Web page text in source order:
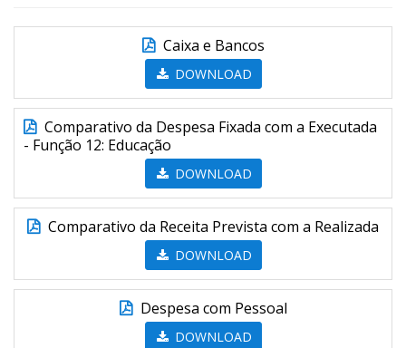
Caixa e Bancos
DOWNLOAD
Comparativo da Despesa Fixada com a Executada
- Função 12: Educação
DOWNLOAD
Comparativo da Receita Prevista com a Realizada
DOWNLOAD
Despesa com Pessoal
DOWNLOAD